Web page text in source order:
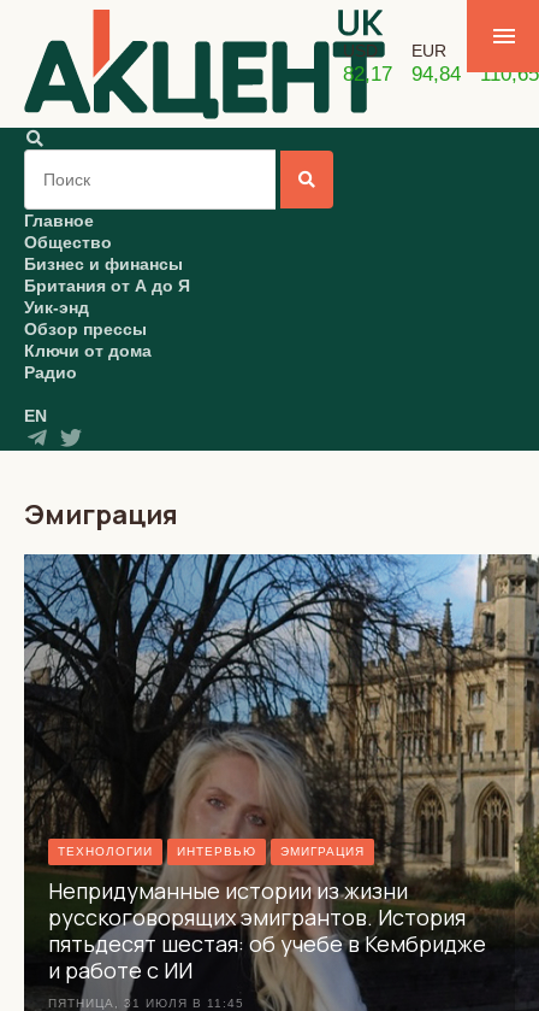
USD
82,17
EUR
94,84 110,65
Главное
Общество
Бизнес и финансы
Британия от А до Я
Уик-энд
Обзор прессы
Ключи от дома
Радио
EN
Эмиграция
ТЕХНОЛОГИИ ИНТЕРВЬЮ ЭМИГРАЦИЯ
Непридуманные истории из жизни
русскоговорящих эмигрантов. История
пятьдесят шестая: об учебе в Кембридже
и работе с ИИ
ПЯТНИЦА, 31 ИЮЛЯ В 11:45